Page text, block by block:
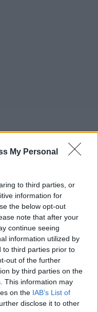
My Personal
to third parties, or
information for
the below opt-out
note that after your
continue seeing
information utilized by
to third parties prior to
out of the further
by third parties on the
This information may
on the IAB’s List of
disclose it to other
θα γίνουν το